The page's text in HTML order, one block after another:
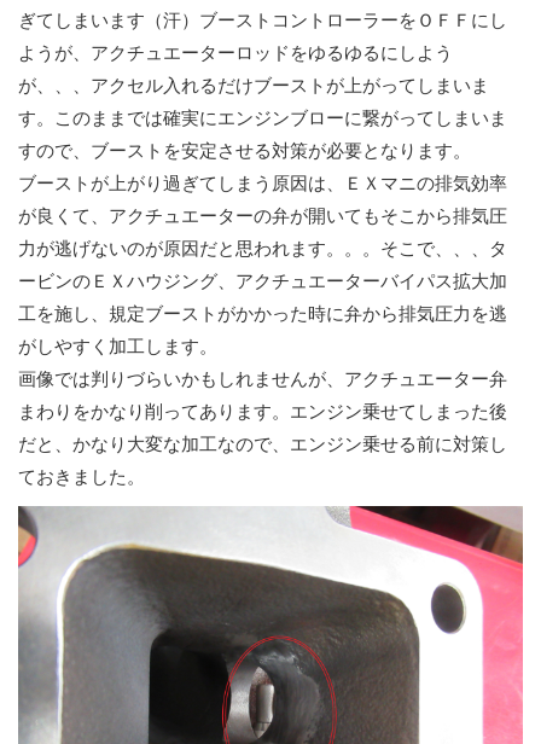
ぎてしまいます（汗）ブーストコントローラーをＯＦＦにし
ようが、アクチュエーターロッドをゆるゆるにしよう
が、、、アクセル入れるだけブーストが上がってしまいま
す。このままでは確実にエンジンブローに繋がってしまいま
すので、ブーストを安定させる対策が必要となります。
ブーストが上がり過ぎてしまう原因は、ＥＸマニの排気効率
が良くて、アクチュエーターの弁が開いてもそこから排気圧
力が逃げないのが原因だと思われます。。。そこで、、、タ
ービンのＥＸハウジング、アクチュエーターバイパス拡大加
工を施し、規定ブーストがかかった時に弁から排気圧力を逃
がしやすく加工します。
画像では判りづらいかもしれませんが、アクチュエーター弁
まわりをかなり削ってあります。エンジン乗せてしまった後
だと、かなり大変な加工なので、エンジン乗せる前に対策し
ておきました。